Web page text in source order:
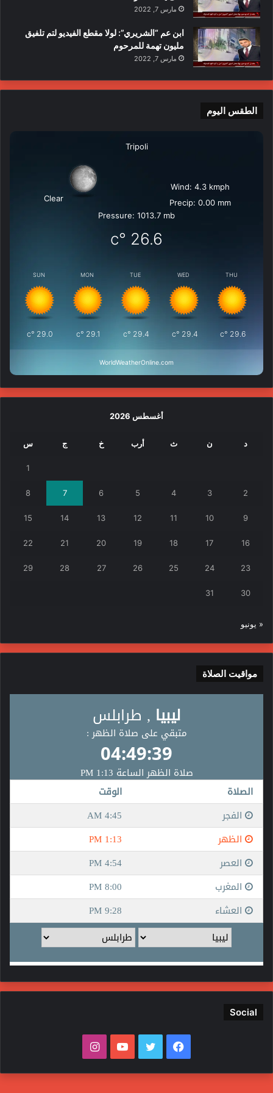
مارس 7, 2022
ابن عم “الشريري”: لولا مقطع الفيديو لتم تلفيق
مليون تهمة للمرحوم
مارس 7, 2022
الطقس اليوم
Tripoli
Clear
Wind: 4.3 kmph
Precip: 0.00 mm
Pressure: 1013.7 mb
26.6
°c
SUN
29.0
°c
MON
29.1
°c
TUE
29.4
°c
WED
29.4
°c
THU
29.6
°c
WorldWeatherOnline.com
أغسطس 2026
د ن ث أرب خ ج س
1
2
3
4
5
6
7
8
9
10
11
12
13
14
15
16
17
18
19
20
21
22
23
24
25
26
27
28
29
30
31
« يونيو
مواقيت الصلاة
Social
فيسبوك تويتر يوتيوبانستقرام